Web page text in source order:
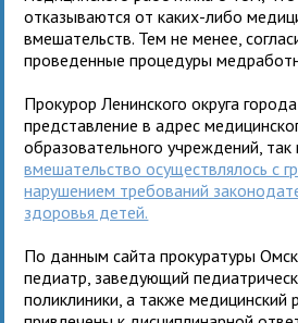
отказываются от каких-либо
вмешательств. Тем не менее,
проведенные процедуры
Прокурор Ленинского округа
представление в адрес
образовательного учреждений, так
вмешательство осуществлялось с
нарушением требований
здоровья детей.
По данным сайта прокуратуры
педиатр, заведующий
поликлиники, а также медицинский